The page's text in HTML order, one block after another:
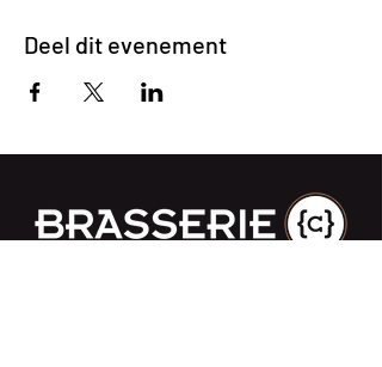
Deel dit evenement